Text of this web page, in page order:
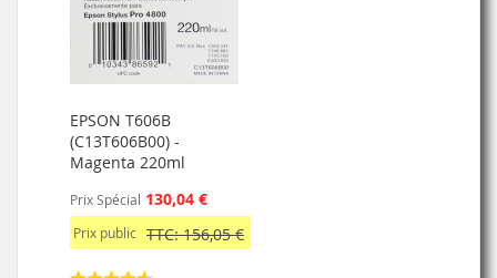
EPSON T606B
(C13T606B00) -
Magenta 220ml
Prix Spécial 130,04 €
Prix public TTC: 156,05 €